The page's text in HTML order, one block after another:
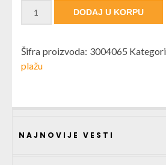
Ćebe za piknik-3004065 količina
DODAJ U KORPU
Šifra proizvoda: 3004065
plažu
NAJNOVIJE VESTI